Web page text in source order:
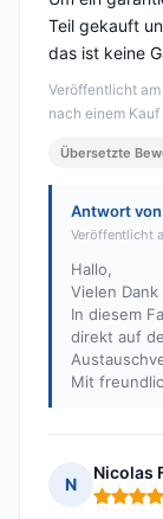
Veröffentlicht
nach einem
Teil gekauft
das ist keine
Übersetzte
Antwort von
Veröffentlicht
Hallo,
Vielen
In diesem
direkt auf
Mit
N
Nicolas